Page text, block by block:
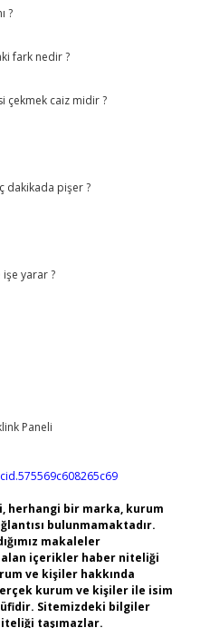
?
fark nedir ?
çekmek caiz midir ?
dakikada pişer ?
yarar ?
herhangi bir marka, kurum
bulunmamaktadır.
makaleler
alan içerikler haber niteliği
ve kişiler hakkında
kurum ve kişiler ile isim
Sitemizdeki bilgiler
taşımazlar.